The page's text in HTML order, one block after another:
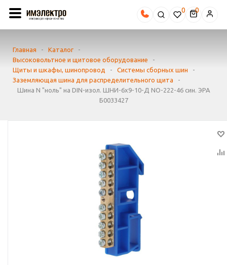
0
Главная - Каталог
-
Высоковольтное и щитовое оборудование
-
Щиты и шкафы, шинопровод
- Системы сборных шин
-
Заземляющая шина для распределительного щита
-
Шина N "ноль" на DIN-изол. ШНИ-6х9-10-Д NO-222-46 син. ЭРА
Б0033427